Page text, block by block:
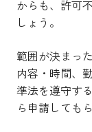
からも、許可
しょう。
範囲が決まっ
内容・時間、
準法を遵守す
ら申請しても